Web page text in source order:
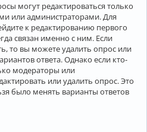
могут редактироваться только
или администраторами. Для
к редактированию первого
связан именно с ним. Если
то вы можете удалить опрос или
ответа. Однако если кто-
модераторы или
или удалить опрос. Это
было менять варианты ответов